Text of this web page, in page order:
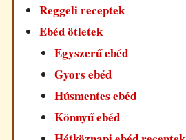
Reggeli receptek
Ebéd ötletek
Egyszerű ebéd
Gyors ebéd
Húsmentes ebéd
Könnyű ebéd